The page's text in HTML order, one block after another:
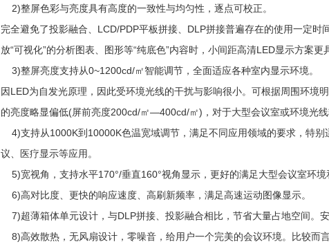
2)整屏色彩与亮度具有高度的一致性与均匀性，逐点可校正。
完全避免了投影融合、LCD/PDP平板拼接、DLP拼接普遍存在的使用一定
放“可视化”的分析图表、图形等“纯底色”内容时，小间距高清LED显示方案更
3)整屏亮度支持从0~1200cd/㎡智能调节，全面适应各种室内显示环境。
因LED为自发光原理，因此受环境光线的干扰与影响很小。可根据周围环
的亮度略显偏低(屏前亮度200cd/㎡—400cd/㎡)，对于大型会议室或环境光线
4)支持从1000K到10000K色温宽域调节，满足不同应用领域的要求，特
议、医疗显示等应用。
5)宽视角，支持水平170°/垂直160°视角显示，更好的满足大型会议室环境
6)高对比度、更快的响应速度、高刷新频率，满足高速运动图像显示。
7)超薄箱体单元设计，与DLP拼接、投影融合相比，节省大量占地空间。安
8)高效散热，无风扇设计，零噪音，给用户一个完美的会议环境。比较而